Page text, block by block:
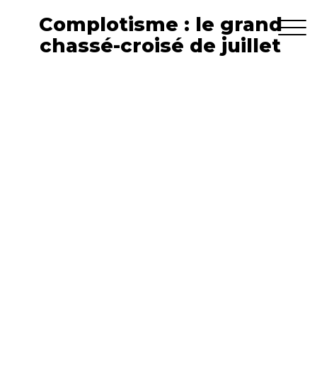
Complotisme : le grand
chassé-croisé de juillet